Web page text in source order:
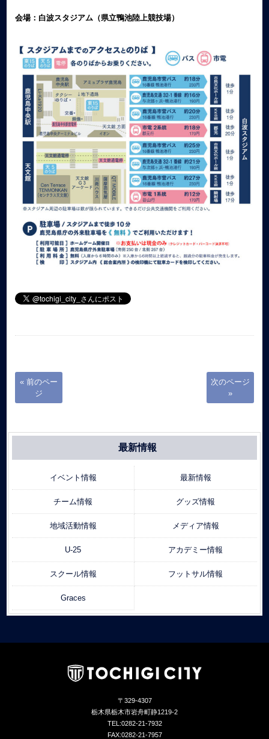
会場：白波スタジアム（県立鴨池陸上競技場）
« 前のペー
ジ
次のページ
»
最新情報
イベント情報 最新情報
チーム情報 グッズ情報
地域活動情報 メディア情報
U-25 アカデミー情報
スクール情報 フットサル情報
Graces
〒329-4307
栃木県栃木市岩舟町静1219-2
TEL:0282-21-7932
FAX:0282-21-7957